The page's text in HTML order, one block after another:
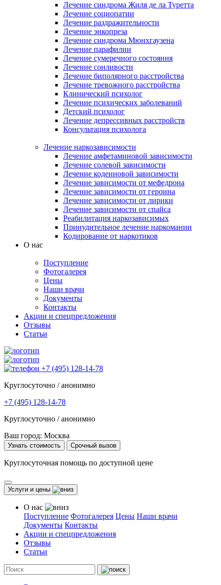
Лечение синдрома Жиля де ла Туретта
Лечение социопатии
Лечение раздражительности
Лечение энкопреза
Лечение синдрома Мюнхгаузена
Лечение парафилии
Лечение сумеречного состояния
Лечение сонливости
Лечение биполярного расстройства
Лечение тревожного расстройства
Клинический психолог
Лечение психических заболеваний
Детский психолог
Лечение депрессивных расстройств
Консультация психолога
Лечение наркозависимости
Лечение амфетаминовой зависимости
Лечение солевой зависимости
Лечение кодеиновой зависимости
Лечение зависимости от мефедрона
Лечение зависимости от героина
Лечение зависимости от лирики
Лечение зависимости от спайса
Реабилитация наркозависимых
Принудительное лечение наркомании
Кодирование от наркотиков
О нас
Поступление
Фотогалерея
Цены
Наши врачи
Документы
Контакты
Акции и спецпредложения
Отзывы
Статьи
+7 (495) 128-14-78
Круглосуточно / анонимно
+7 (495) 128-14-78
Круглосуточно / анонимно
Ваш город: Москва
Узнать стоимость Срочный вызов
Круглосуточная помощь по доступной цене
Услуги и цены
О нас
Поступление Фотогалерея Цены Наши врачи
Документы Контакты
Акции и спецпредложения
Отзывы
Статьи